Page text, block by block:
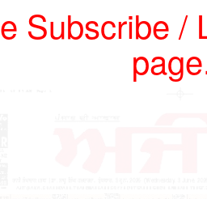
Subscribe /